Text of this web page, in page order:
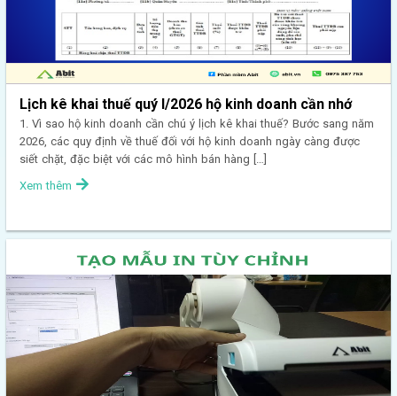
Lịch kê khai thuế quý I/2026 hộ kinh doanh cần nhớ
1. Vì sao hộ kinh doanh cần chú ý lịch kê khai thuế? Bước sang năm
2026, các quy định về thuế đối với hộ kinh doanh ngày càng được
siết chặt, đặc biệt với các mô hình bán hàng […]
Xem thêm